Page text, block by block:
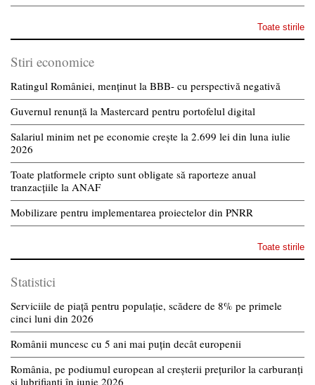
Toate stirile
Stiri economice
Ratingul României, menținut la BBB- cu perspectivă negativă
Guvernul renunță la Mastercard pentru portofelul digital
Salariul minim net pe economie crește la 2.699 lei din luna iulie
2026
Toate platformele cripto sunt obligate să raporteze anual
tranzacțiile la ANAF
Mobilizare pentru implementarea proiectelor din PNRR
Toate stirile
Statistici
Serviciile de piață pentru populație, scădere de 8% pe primele
cinci luni din 2026
Românii muncesc cu 5 ani mai puțin decât europenii
România, pe podiumul european al creșterii prețurilor la carburanți
și lubrifianți în iunie 2026